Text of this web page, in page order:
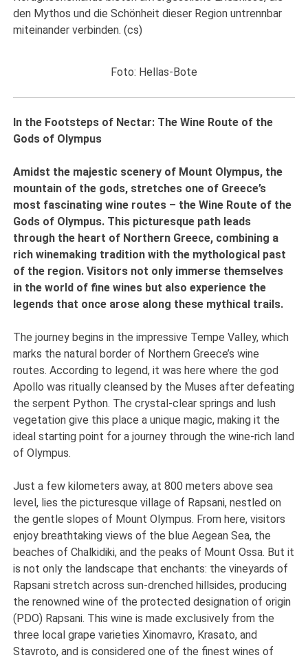
den Mythos und die Schönheit dieser Region untrennbar
miteinander verbinden. (cs)
Foto: Hellas-Bote
In the Footsteps of Nectar: The Wine Route of the
Gods of Olympus
Amidst the majestic scenery of Mount Olympus, the
mountain of the gods, stretches one of Greece’s
most fascinating wine routes – the Wine Route of the
Gods of Olympus. This picturesque path leads
through the heart of Northern Greece, combining a
rich winemaking tradition with the mythological past
of the region. Visitors not only immerse themselves
in the world of fine wines but also experience the
legends that once arose along these mythical trails.
The journey begins in the impressive Tempe Valley, which
marks the natural border of Northern Greece’s wine
routes. According to legend, it was here where the god
Apollo was ritually cleansed by the Muses after defeating
the serpent Python. The crystal-clear springs and lush
vegetation give this place a unique magic, making it the
ideal starting point for a journey through the wine-rich land
of Olympus.
Just a few kilometers away, at 800 meters above sea
level, lies the picturesque village of Rapsani, nestled on
the gentle slopes of Mount Olympus. From here, visitors
enjoy breathtaking views of the blue Aegean Sea, the
beaches of Chalkidiki, and the peaks of Mount Ossa. But it
is not only the landscape that enchants: the vineyards of
Rapsani stretch across sun-drenched hillsides, producing
the renowned wine of the protected designation of origin
(PDO) Rapsani. This wine is made exclusively from the
three local grape varieties Xinomavro, Krasato, and
Stavroto, and is considered one of the finest wines of